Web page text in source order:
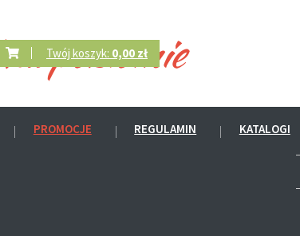
Twój koszyk: 0,00 zł
PROMOCJE REGULAMIN KATALOGI